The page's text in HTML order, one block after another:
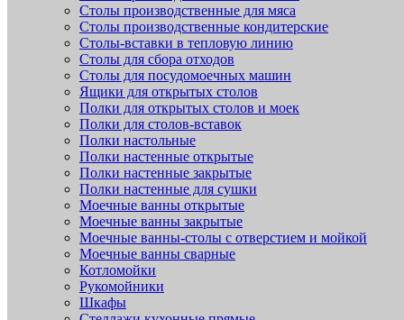
Столы производственные для мяса
Столы производственные кондитерские
Столы-вставки в тепловую линию
Столы для сбора отходов
Столы для посудомоечных машин
Ящики для открытых столов
Полки для открытых столов и моек
Полки для столов-вставок
Полки настольные
Полки настенные открытые
Полки настенные закрытые
Полки настенные для сушки
Моечные ванны открытые
Моечные ванны закрытые
Моечные ванны-столы с отверстием и мойкой
Моечные ванны сварные
Котломойки
Рукомойники
Шкафы